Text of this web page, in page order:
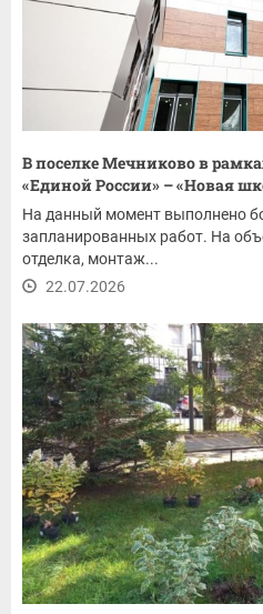
В поселке Мечниково в
«Единой России» – «Новая
На данный момент выполнено
запланированных работ. На
отделка, монтаж...
22.07.2026